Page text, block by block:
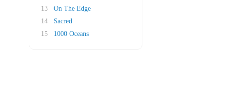
13
On The Edge
14
Sacred
15
1000 Oceans